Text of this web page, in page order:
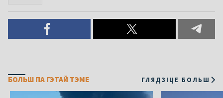
БОЛЬШ ПА ГЭТАЙ ТЭМЕ ГЛЯДЗІЦЕ БОЛЬШ